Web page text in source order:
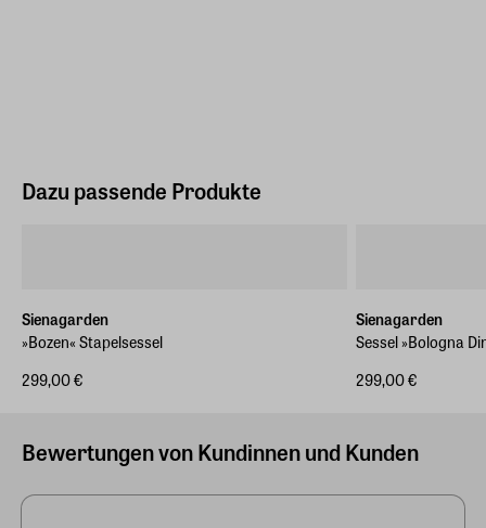
Dazu passende Produkte
Sienagarden
»Bozen« Stapelsessel
299,00 €
Sienagarden
Sessel »Bologna
299,00 €
Bewertungen von Kundinnen und Kunden